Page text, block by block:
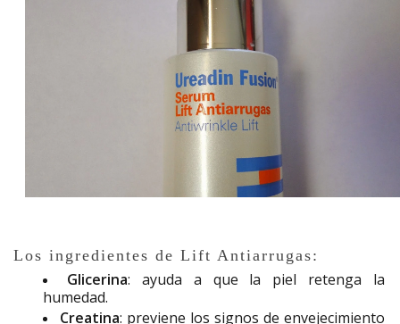
Los ingredientes de Lift Antiarrugas:
Glicerina: ayuda a que la piel retenga la
humedad.
Creatina: previene los signos de envejecimiento